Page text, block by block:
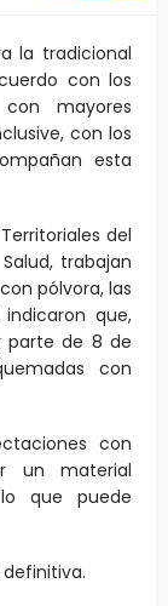
la tradicional
con los
mayores
con los
esta
del
trabajan
pólvora, las
que,
parte de 8 de
con
con
un material
que puede